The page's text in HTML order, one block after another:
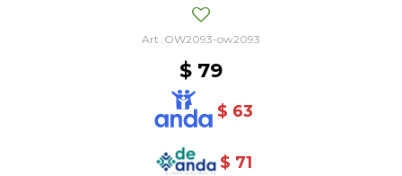
OW2093-ow2093
$ 79
$ 63
$ 71